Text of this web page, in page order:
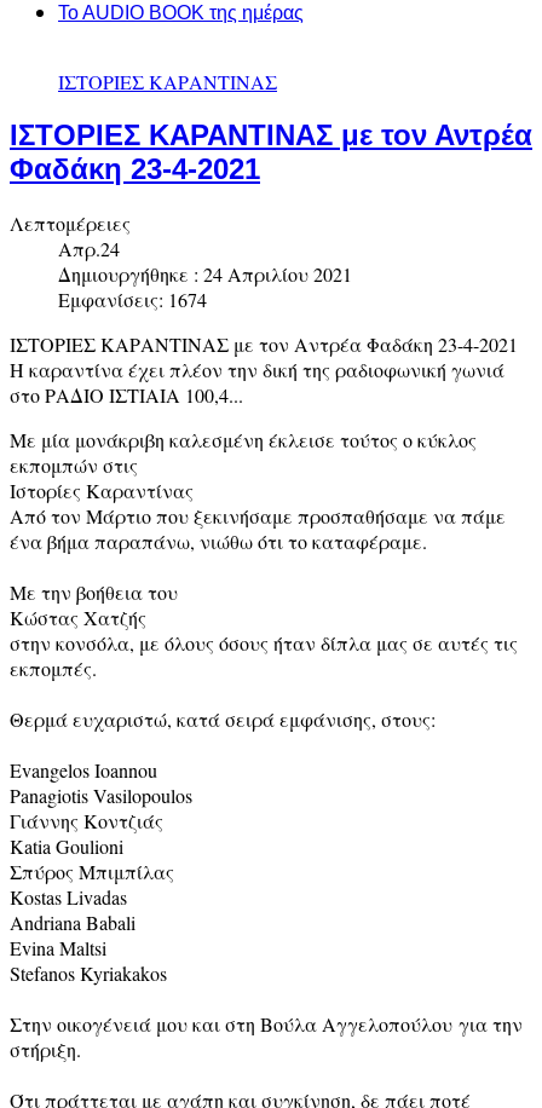
To AUDIO BOOK της ημέρας
ΙΣΤΟΡΙΕΣ ΚΑΡΑΝΤΙΝΑΣ
ΙΣΤΟΡΙΕΣ ΚΑΡΑΝΤΙΝΑΣ με τον Αντρέα
Φαδάκη 23-4-2021
Λεπτομέρειες
Απρ.24
Δημιουργήθηκε : 24 Απριλίου 2021
Εμφανίσεις: 1674
ΙΣΤΟΡΙΕΣ ΚΑΡΑΝΤΙΝΑΣ με τον Αντρέα Φαδάκη 23-4-2021
Η καραντίνα έχει πλέον την δική της ραδιοφωνική γωνιά
στο ΡΑΔΙΟ ΙΣΤΙΑΙΑ 100,4...
Με μία μονάκριβη καλεσμένη έκλεισε τούτος ο κύκλος
εκπομπών στις
Ιστορίες Καραντίνας
Από τον Μάρτιο που ξεκινήσαμε προσπαθήσαμε να πάμε
ένα βήμα παραπάνω, νιώθω ότι το καταφέραμε.
Με την βοήθεια του
Κώστας Χατζής
στην κονσόλα, με όλους όσους ήταν δίπλα μας σε αυτές τις
εκπομπές.
Θερμά ευχαριστώ, κατά σειρά εμφάνισης, στους:
Evangelos Ioannou
Panagiotis Vasilopoulos
Γιάννης Κοντζιάς
Katia Goulioni
Σπύρος Μπιμπίλας
Kostas Livadas
Andriana Babali
Evina Maltsi
Stefanos Kyriakakos
Στην οικογένειά μου και στη Βούλα Αγγελοπούλου για την
στήριξη.
Ότι πράττεται με αγάπη και συγκίνηση, δε πάει ποτέ